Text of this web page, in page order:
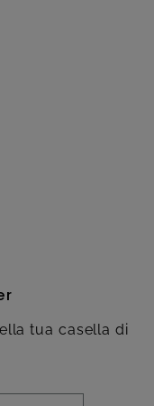
tua casella di